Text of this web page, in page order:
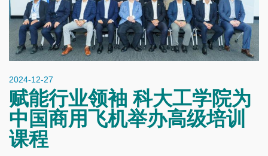
2024-12-27
赋能行业领袖 科大工学院为
中国商用飞机举办高级培训
课程